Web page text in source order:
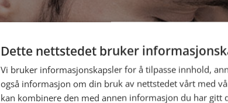
mann fra Gjøvik
Dette nettstedet bruker
Vi bruker informasjonskapsler for å tilpasse innhold,
også informasjon om din bruk av nettstedet vårt med
kan kombinere den med annen informasjon du har gitt